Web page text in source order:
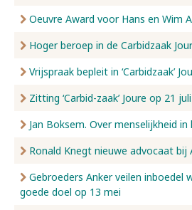
Oeuvre Award voor Hans en Wim
Hoger beroep in de Carbidzaak
Vrijspraak bepleit in ‘Carbidzaak’
Zitting ‘Carbid-zaak’ Joure op 21 juli
Jan Boksem. Over menselijkheid
Ronald Knegt nieuwe advocaat bij
Gebroeders Anker veilen inboedel
goede doel op 13 mei